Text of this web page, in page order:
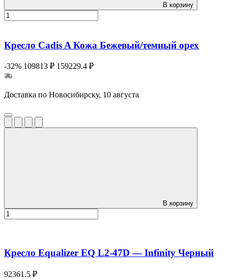
В корзину
Кресло Cadis A Кожа Бежевый/темный орех
-32% 109813 ₽ 159229.4 ₽
Доставка по Новосибирску, 10 августа
В корзину
Кресло Equalizer EQ L2-47D — Infinity Черный
92361.5 ₽